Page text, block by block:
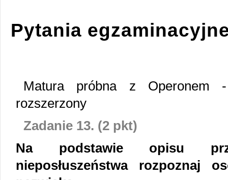
Pytania
Matura próbna z Operonem
rozszerzony
Zadanie 13. (2 pkt)
Na podstawie opisu
nieposłuszeństwa rozpoznaj